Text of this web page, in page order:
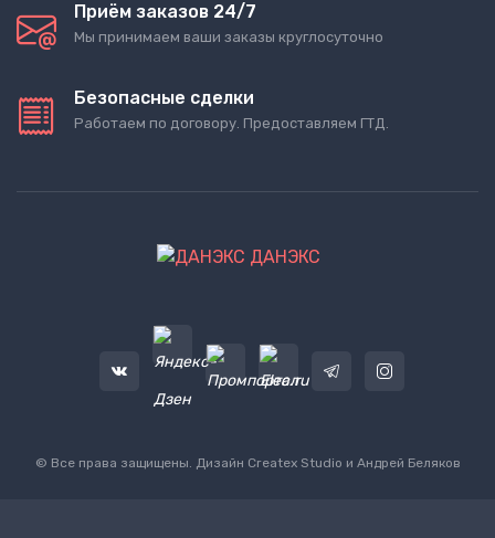
Приём заказов 24/7
Мы принимаем ваши заказы круглосуточно
Безопасные сделки
Работаем по договору. Предоставляем ГТД.
ДАНЭКС
© Все права защищены. Дизайн Createx Studio и Андрей Беляков